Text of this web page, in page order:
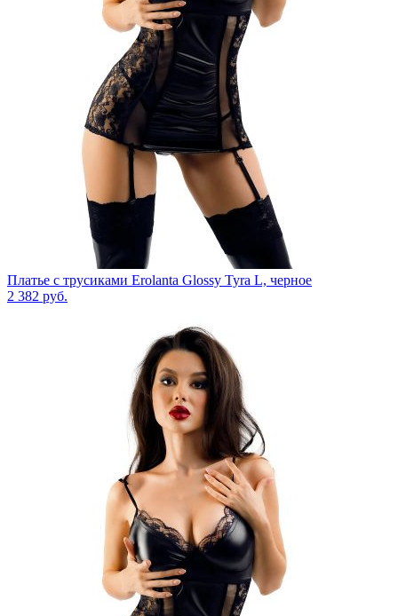
Платье с трусиками Erolanta Glossy Tyra L, черное
2 382 руб.